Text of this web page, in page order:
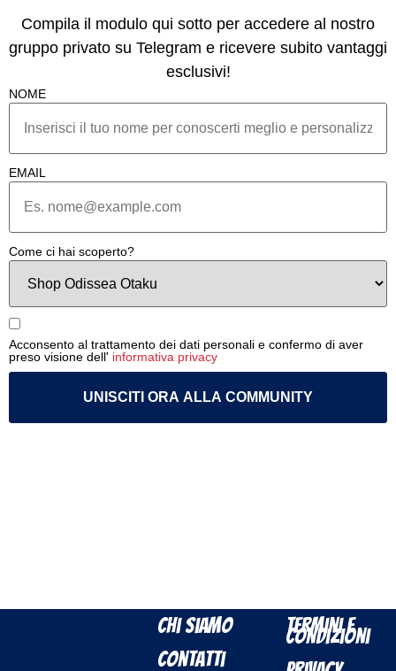
Compila il modulo qui sotto per accedere al nostro
gruppo privato su Telegram e ricevere subito vantaggi
esclusivi!
NOME
EMAIL
Come ci hai scoperto?
Acconsento al trattamento dei dati personali e confermo di aver
preso visione dell' informativa privacy
UNISCITI ORA ALLA COMMUNITY
Chi Siamo
Contatti
Termini e
Condizioni